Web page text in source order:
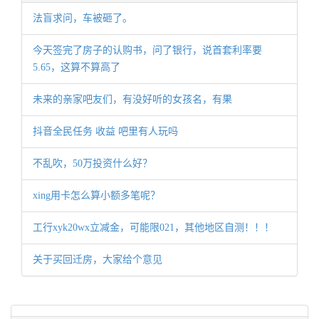
法盲求问，车被砸了。
今天签完了房子的认购书，问了银行，说首套利率要
5.65，这算不算高了
未来的亲家吧友们，有没好听的女孩名，有果
抖音全民任务 收益 吧里有人玩吗
不乱吹，50万投资什么好？
xing用卡怎么算小额多笔呢？
工行xyk20wx立减金，可能限021，其他地区自测！！！
关于买回迁房，大家给个意见